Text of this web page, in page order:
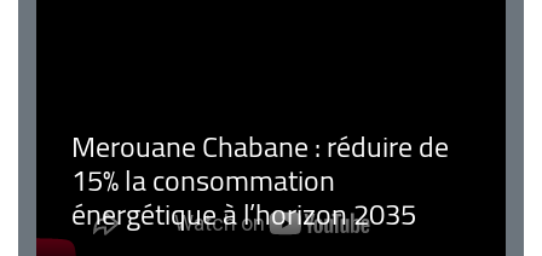
Merouane Chabane : réduire de
15% la consommation
énergétique à l’horizon 2035